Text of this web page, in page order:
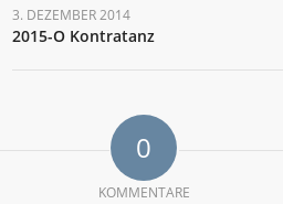
3. DEZEMBER 2014
2015-O Kontratanz
0
KOMMENTARE